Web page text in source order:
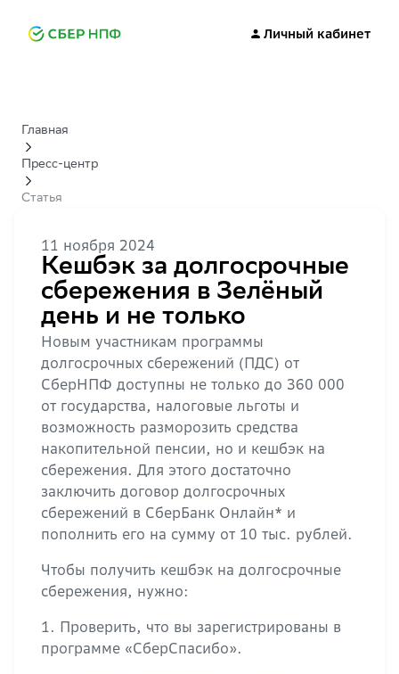
Личный кабинет
Главная
Пресс-центр
Статья
11 ноября 2024
Кешбэк за долгосрочные
сбережения в Зелёный
день и не только
Новым участникам программы
долгосрочных сбережений (ПДС) от
СберНПФ доступны не только до 360 000
от государства, налоговые льготы и
возможность разморозить средства
накопительной пенсии, но и кешбэк на
сбережения. Для этого достаточно
заключить договор долгосрочных
сбережений в СберБанк Онлайн* и
пополнить его на сумму от 10 тыс. рублей.
Чтобы получить кешбэк на долгосрочные
сбережения, нужно:
1. Проверить, что вы зарегистрированы в
программе «СберСпасибо».